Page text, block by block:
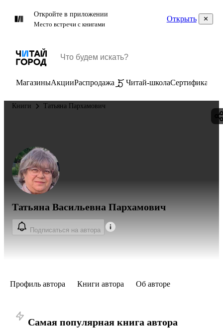
Откройте в приложении
Место встречи с книгами
Открыть
МагазиныАкцииРаспродажа Читай-школаСертификаты
Книги Татьяна Пархамович
Татьяна Васильевна Пархамович
Подписаться на автора
Профиль автора Книги автора Об авторе
Самая популярная книга автора